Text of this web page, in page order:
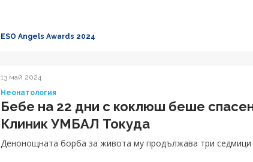
ESO Angels Awards 2024
13 май 2024
Неонатология
Бебе на 22 дни с коклюш беше
Клиник УМБАЛ Токуда
Денонощната борба за живота му продължава три